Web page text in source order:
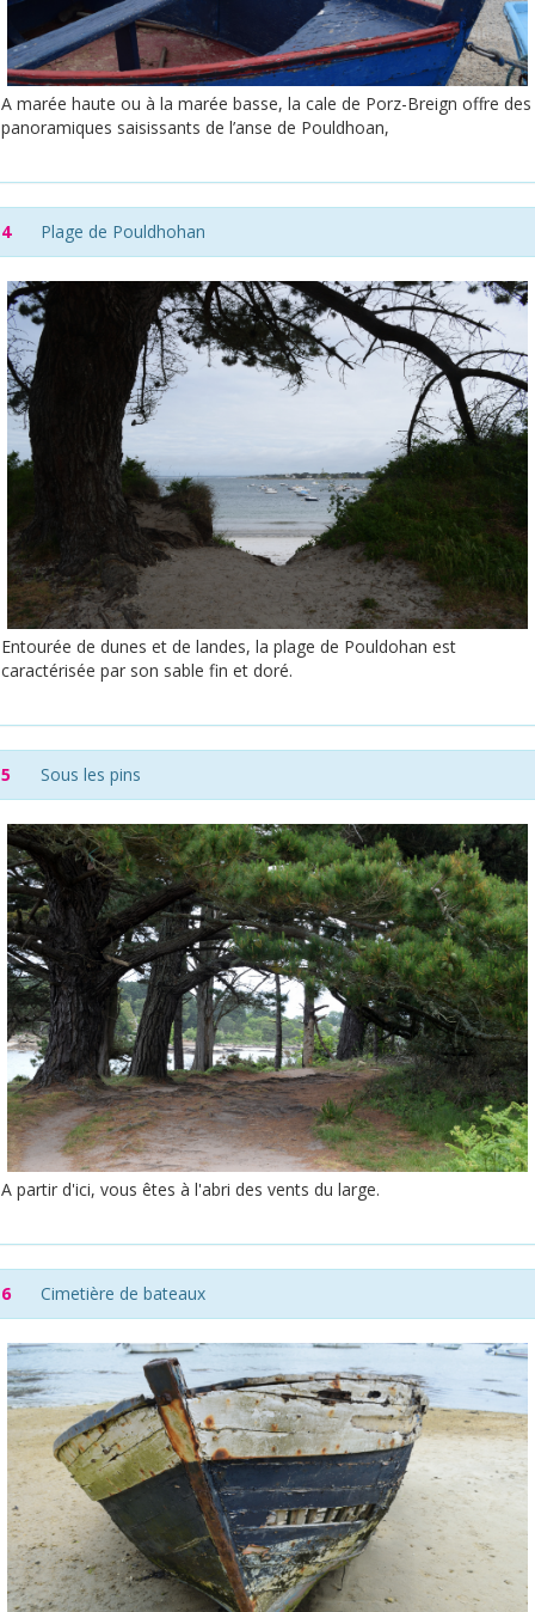
A marée haute ou à la marée basse, la cale de Porz-Breign offre des
panoramiques saisissants de l’anse de Pouldhoan,
4 Plage de Pouldhohan
Entourée de dunes et de landes, la plage de Pouldohan est
caractérisée par son sable fin et doré.
5 Sous les pins
A partir d'ici, vous êtes à l'abri des vents du large.
6 Cimetière de bateaux